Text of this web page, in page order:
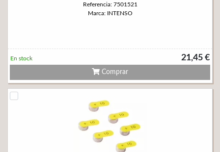
Referencia: 7501521
Marca: INTENSO
21,45 €
En stock
Comprar